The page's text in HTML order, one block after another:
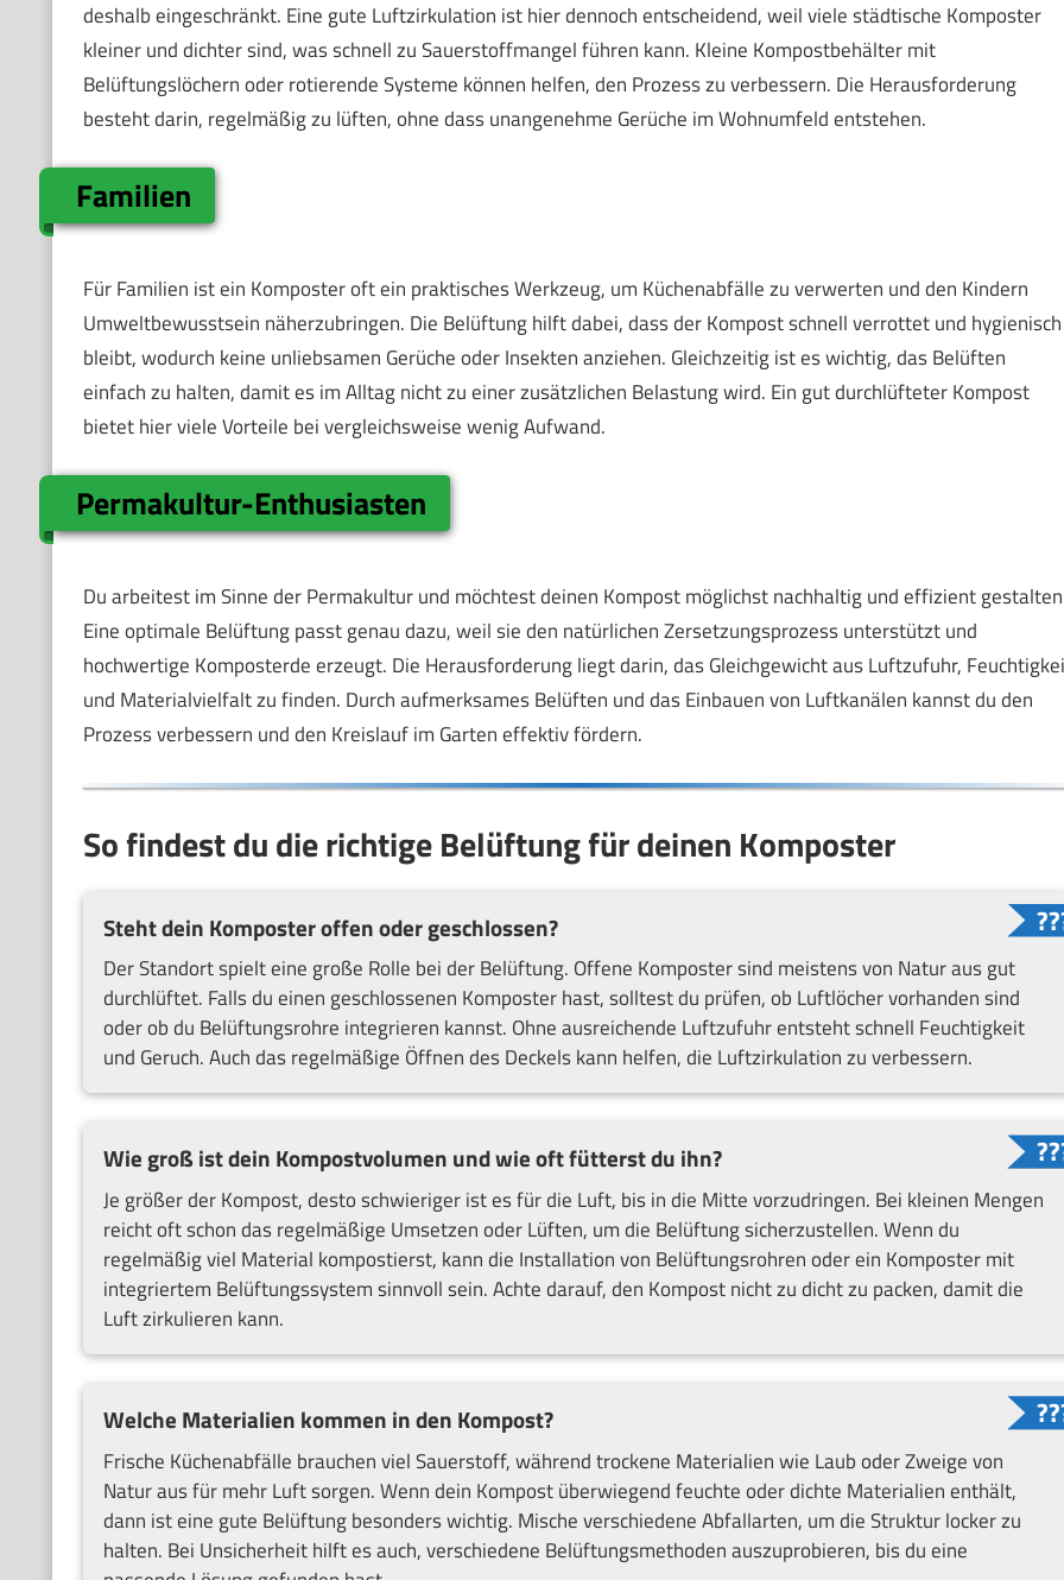
deshalb eingeschränkt. Eine gute Luftzirkulation ist hier dennoch entscheidend, weil viele städtische Komposter
kleiner und dichter sind, was schnell zu Sauerstoffmangel führen kann. Kleine Kompostbehälter mit
Belüftungslöchern oder rotierende Systeme können helfen, den Prozess zu verbessern. Die Herausforderung
besteht darin, regelmäßig zu lüften, ohne dass unangenehme Gerüche im Wohnumfeld entstehen.
Familien
Für Familien ist ein Komposter oft ein praktisches Werkzeug, um Küchenabfälle zu verwerten und den Kindern
Umweltbewusstsein näherzubringen. Die Belüftung hilft dabei, dass der Kompost schnell verrottet und hygienisch
bleibt, wodurch keine unliebsamen Gerüche oder Insekten anziehen. Gleichzeitig ist es wichtig, das Belüften
einfach zu halten, damit es im Alltag nicht zu einer zusätzlichen Belastung wird. Ein gut durchlüfteter Kompost
bietet hier viele Vorteile bei vergleichsweise wenig Aufwand.
Permakultur-Enthusiasten
Du arbeitest im Sinne der Permakultur und möchtest deinen Kompost möglichst nachhaltig und effizient
Eine optimale Belüftung passt genau dazu, weil sie den natürlichen Zersetzungsprozess unterstützt und
hochwertige Komposterde erzeugt. Die Herausforderung liegt darin, das Gleichgewicht aus Luftzufuhr,
und Materialvielfalt zu finden. Durch aufmerksames Belüften und das Einbauen von Luftkanälen kannst du den
Prozess verbessern und den Kreislauf im Garten effektiv fördern.
So findest du die richtige Belüftung für deinen Komposter
Steht dein Komposter offen oder geschlossen?
Der Standort spielt eine große Rolle bei der Belüftung. Offene Komposter sind meistens von Natur aus gut
durchlüftet. Falls du einen geschlossenen Komposter hast, solltest du prüfen, ob Luftlöcher vorhanden sind
oder ob du Belüftungsrohre integrieren kannst. Ohne ausreichende Luftzufuhr entsteht schnell Feuchtigkeit
und Geruch. Auch das regelmäßige Öffnen des Deckels kann helfen, die Luftzirkulation zu verbessern.
Wie groß ist dein Kompostvolumen und wie oft fütterst du ihn?
Je größer der Kompost, desto schwieriger ist es für die Luft, bis in die Mitte vorzudringen. Bei kleinen Mengen
reicht oft schon das regelmäßige Umsetzen oder Lüften, um die Belüftung sicherzustellen. Wenn du
regelmäßig viel Material kompostierst, kann die Installation von Belüftungsrohren oder ein Komposter mit
integriertem Belüftungssystem sinnvoll sein. Achte darauf, den Kompost nicht zu dicht zu packen, damit die
Luft zirkulieren kann.
Welche Materialien kommen in den Kompost?
Frische Küchenabfälle brauchen viel Sauerstoff, während trockene Materialien wie Laub oder Zweige von
Natur aus für mehr Luft sorgen. Wenn dein Kompost überwiegend feuchte oder dichte Materialien enthält,
dann ist eine gute Belüftung besonders wichtig. Mische verschiedene Abfallarten, um die Struktur locker zu
halten. Bei Unsicherheit hilft es auch, verschiedene Belüftungsmethoden auszuprobieren, bis du eine